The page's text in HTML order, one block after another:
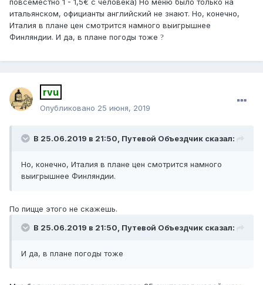
повсеместно 1 - 1,5€ с человека) Но меню было только на
итальянском, официанты английский не знают. Но, конечно,
Италия в плане цен смотрится намного выигрышнее
Финляндии. И да, в плане погоды тоже ?
rvu
Опубликовано 25 июня, 2019
В 25.06.2019 в 21:50, Путевой Объездчик сказал:
Но, конечно, Италия в плане цен смотрится намного
выигрышнее Финляндии.
По пицце этого не скажешь.
В 25.06.2019 в 21:50, Путевой Объездчик сказал:
И да, в плане погоды тоже